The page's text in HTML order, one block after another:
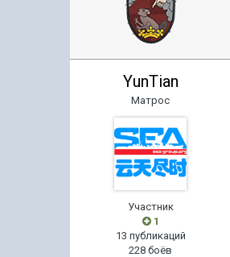
YunTian
Матрос
Участник
1
13 публикаций
228 боёв